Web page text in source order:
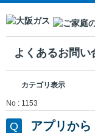
よくあるお問い
カテゴリ表示
No : 1153
アプリか